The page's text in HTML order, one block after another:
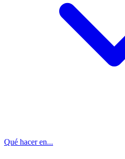
Qué hacer en...